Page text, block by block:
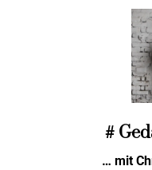
#
… mit